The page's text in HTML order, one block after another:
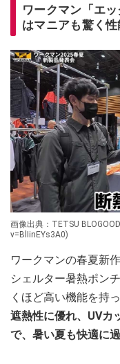
ワークマン「エ
はマニアも驚く
画像出典：TETSU
v=BlIinEYs3A0)
ワークマンの春夏新
シェルター暑熱ポン
くほど高い機能を持
遮熱性に優れ、UVカ
で、暑い夏も快適に